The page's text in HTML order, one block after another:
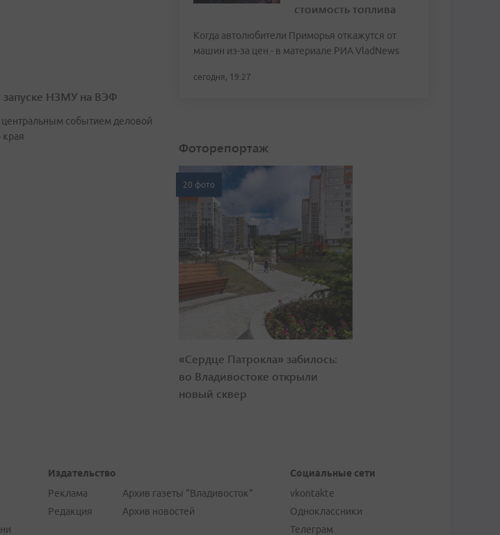
запуске НЗМУ на ВЭФ
центральным событием деловой
стоимость топлива
Когда автолюбители Приморья откажутся от
машин из-за цен - в материале РИА VladNews
сегодня, 19:27
Фоторепортаж
20 фото
«Сердце Патрокла» забилось:
во Владивостоке открыли
новый сквер
Издательство
Реклама
Редакция
Архив газеты "Владивосток"
Архив новостей
Социальные сети
vkontakte
Одноклассники
Телеграм